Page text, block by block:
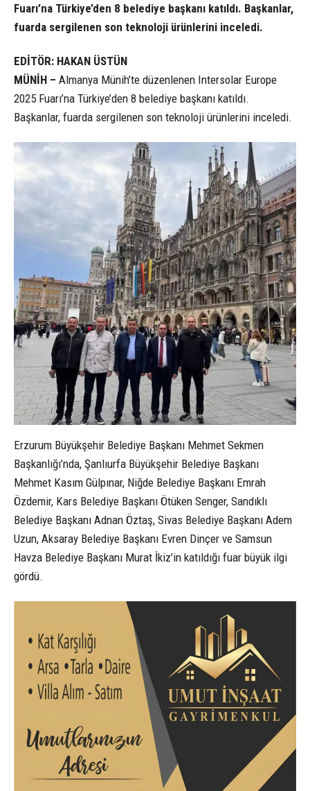
Fuarı’na Türkiye’den 8 belediye başkanı katıldı. Başkanlar,
fuarda sergilenen son teknoloji ürünlerini inceledi.
EDİTÖR: HAKAN ÜSTÜN
MÜNİH – Almanya Münih’te düzenlenen Intersolar Europe
2025 Fuarı’na Türkiye’den 8 belediye başkanı katıldı.
Başkanlar, fuarda sergilenen son teknoloji ürünlerini inceledi.
Erzurum Büyükşehir Belediye Başkanı Mehmet Sekmen
Başkanlığı’nda, Şanlıurfa Büyükşehir Belediye Başkanı
Mehmet Kasım Gülpınar, Niğde Belediye Başkanı Emrah
Özdemir, Kars Belediye Başkanı Ötüken Senger, Sandıklı
Belediye Başkanı Adnan Öztaş, Sivas Belediye Başkanı Adem
Uzun, Aksaray Belediye Başkanı Evren Dinçer ve Samsun
Havza Belediye Başkanı Murat İkiz’in katıldığı fuar büyük ilgi
gördü.